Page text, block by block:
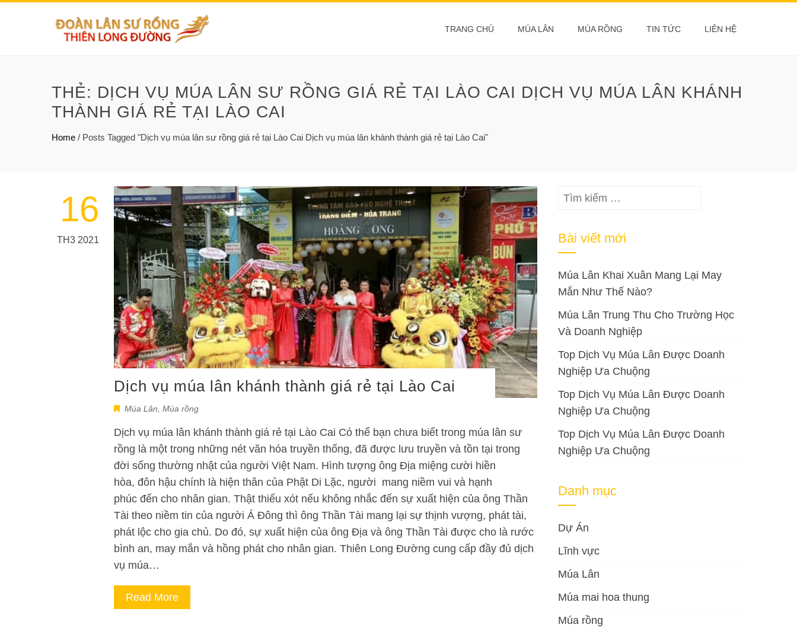
TRANG CHỦ MÚA LÂN MÚA RỒNG TIN TỨC LIÊN HỆ
THẺ: DỊCH VỤ MÚA LÂN SƯ RỒNG GIÁ RẺ TẠI LÀO CAI DỊCH VỤ MÚA LÂN KHÁNH
THÀNH GIÁ RẺ TẠI LÀO CAI
Home / Posts Tagged "Dịch vụ múa lân sư rồng giá rẻ tại Lào Cai Dịch vụ múa lân khánh thành giá rẻ tại Lào Cai"
16
TH3 2021
Dịch vụ múa lân khánh thành giá rẻ tại Lào Cai
Múa Lân Múa rồng
Dịch vụ múa lân khánh thành giá rẻ tại Lào Cai Có thể bạn chưa biết trong múa lân sư
rồng là một trong những nét văn hóa truyền thống, đã được lưu truyền và tồn tại trong
đời sống thường nhật của người Việt Nam. Hình tượng ông Địa miệng cười hiền
hòa, đôn hậu chính là hiện thân của Phật Di Lặc, người mang niềm vui và hạnh
phúc đến cho nhân gian. Thật thiếu xót nếu không nhắc đến sự xuất hiện của ông Thần
Tài theo niềm tin của người Á Đông thì ông Thần Tài mang lại sự thịnh vượng, phát tài,
phát lộc cho gia chủ. Do đó, sự xuất hiện của ông Địa và ông Thần Tài được cho là rước
bình an, may mắn và hồng phát cho nhân gian. Thiên Long Đường cung cấp đầy đủ dịch
vụ múa…
Read More
Tìm
Bài viết mới
Múa Lân Khai Xuân Mang Lại May
Mắn Như Thế Nào?
Múa Lân Trung Thu Cho Trường Học
Và Doanh Nghiệp
Top Dịch Vụ Múa Lân Được Doanh
Nghiệp Ưa Chuộng
Top Dịch Vụ Múa Lân Được Doanh
Nghiệp Ưa Chuộng
Top Dịch Vụ Múa Lân Được Doanh
Nghiệp Ưa Chuộng
Danh mục
Dự Án
Lĩnh vực
Múa Lân
Múa mai hoa thung
Múa rồng